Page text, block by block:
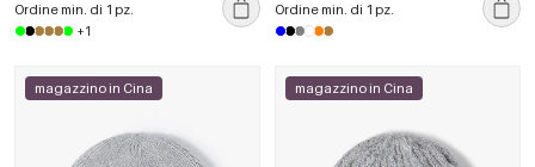
Ordine min. di 1 pz.
+1
Ordine min. di 1 pz.
magazzino in Cina magazzino in Cina